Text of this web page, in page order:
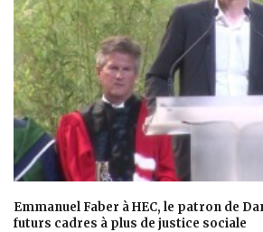
Emmanuel Faber à HEC, le patron de
futurs cadres à plus de justice sociale